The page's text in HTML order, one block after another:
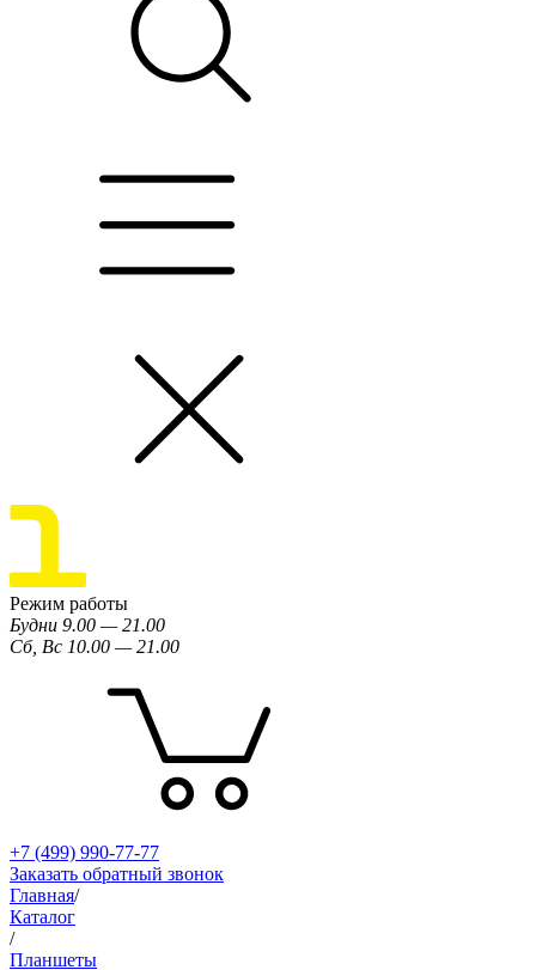
Режим работы
Будни 9.00 — 21.00
Сб, Вс 10.00 — 21.00
+7 (499) 990-77-77
Заказать обратный звонок
Главная/
Каталог
/
Планшеты